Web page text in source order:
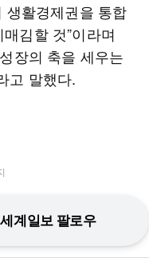
생활경제권을 통합
김할 것”이라며
장의 축을 세우는
고 말했다.
계일보 팔로우